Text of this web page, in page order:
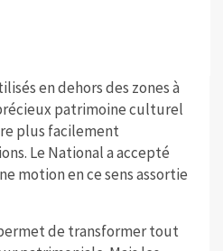
en dehors des zones à
patrimoine culturel
plus facilement
Le National a accepté
motion en ce sens assortie
de transformer tout